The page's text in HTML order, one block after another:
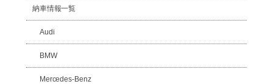
納車情報一覧
Audi
BMW
Mercedes-Benz